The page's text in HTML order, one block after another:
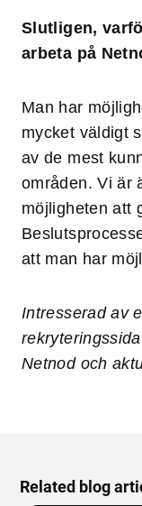
Slutligen,
arbeta på
Man har
mycket väldigt
av de mest
områden. Vi är
möjligheten att
att man har
Intresserad av
Netnod och
Related blog